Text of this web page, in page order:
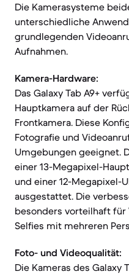
Die Kamerasysteme
unterschiedliche
grundlegenden
Aufnahmen.
Kamera-Hardware:
Das Galaxy Tab A9+
Hauptkamera auf der
Frontkamera. Diese
Fotografie und
Umgebungen geeignet.
einer 13-Megapixel-
und einer 12-Megapixel-
ausgestattet. Die
besonders vorteilhaft für
Selfies mit mehreren
Foto- und Videoqualität:
Die Kameras des Galaxy